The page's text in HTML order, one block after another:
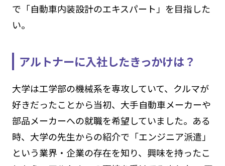
で「自動車内装設計のエキスパート」を目指した
い。
アルトナーに入社したきっかけは？
大学は工学部の機械系を専攻していて、クルマが
好きだったことから当初、大手自動車メーカーや
部品メーカーへの就職を希望していました。ある
時、大学の先生からの紹介で「エンジニア派遣」
という業界・企業の存在を知り、興味を持ったこ